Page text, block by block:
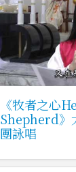
《牧者之心
Shepherd》
團詠唱